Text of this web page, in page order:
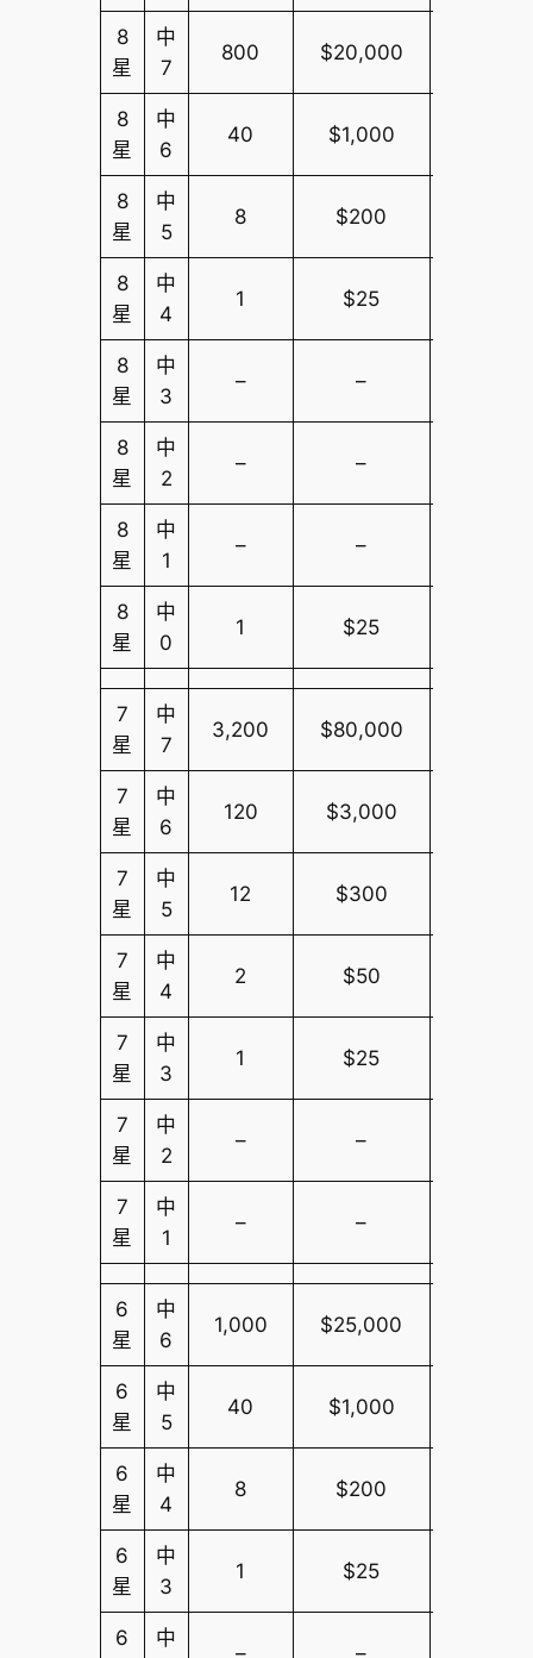
8
星
中
7
800 $20,000
8
星
中
6
40 $1,000
8
星
中
5
8 $200
8
星
中
4
1 $25
8
星
中
3
– –
8
星
中
2
– –
8
星
中
1
– –
8
星
中
0
1 $25
7
星
中
7
3,200 $80,000
7
星
中
6
120 $3,000
7
星
中
5
12 $300
7
星
中
4
2 $50
7
星
中
3
1 $25
7
星
中
2
– –
7
星
中
1
– –
6
星
中
6
1,000 $25,000
6
星
中
5
40 $1,000
6
星
中
4
8 $200
6
星
中
3
1 $25
6
中